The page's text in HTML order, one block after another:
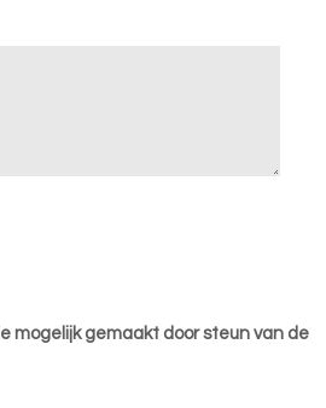
mogelijk gemaakt door steun van de